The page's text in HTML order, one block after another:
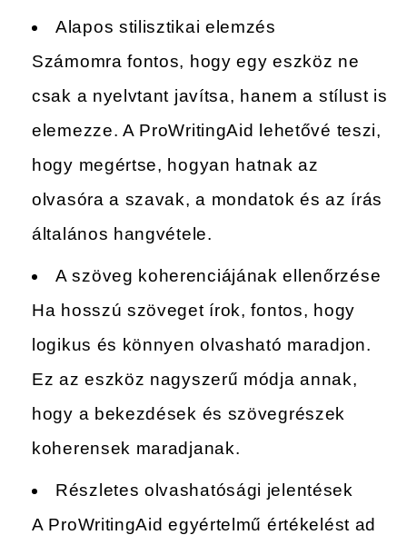
Alapos stilisztikai elemzés
Számomra fontos, hogy egy eszköz ne
csak a nyelvtant javítsa, hanem a stílust is
elemezze. A ProWritingAid lehetővé teszi,
hogy megértse, hogyan hatnak az
olvasóra a szavak, a mondatok és az írás
általános hangvétele.
A szöveg koherenciájának ellenőrzése
Ha hosszú szöveget írok, fontos, hogy
logikus és könnyen olvasható maradjon.
Ez az eszköz nagyszerű módja annak,
hogy a bekezdések és szövegrészek
koherensek maradjanak.
Részletes olvashatósági jelentések
A ProWritingAid egyértelmű értékelést ad